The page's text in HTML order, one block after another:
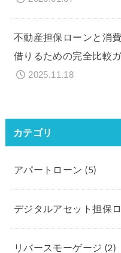
不動産担保ローンと消
借りるための完全比較
2025.11.18
カテゴリ
アパートローン(5)
デジタルアセット担保
リバースモーゲージ (2)